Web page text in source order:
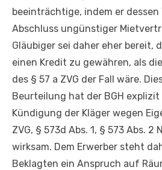
beeinträchtige, indem er dessen
Abschluss ungünstiger
Gläubiger sei daher eher bereit,
einen Kredit zu gewähren, als
des § 57 a ZVG der Fall wäre.
Beurteilung hat der BGH
Kündigung der Kläger wegen
ZVG, § 573d Abs. 1, § 573 Abs. 2
wirksam. Dem Erwerber steht
Beklagten ein Anspruch auf